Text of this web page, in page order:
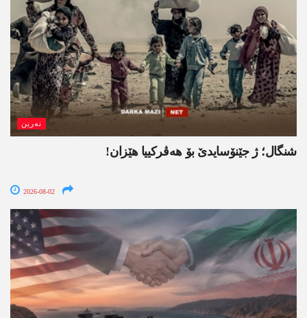
نەرین
شنگال؛ ژ جێنۆسایدێ بۆ هەڤرکییا هێزان!
2026-08-02